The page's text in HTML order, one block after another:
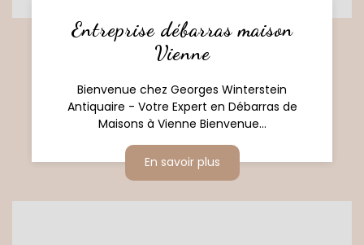
Entreprise débarras maison
Vienne
Bienvenue chez Georges Winterstein
Antiquaire - Votre Expert en Débarras de
Maisons à Vienne Bienvenue...
En savoir plus